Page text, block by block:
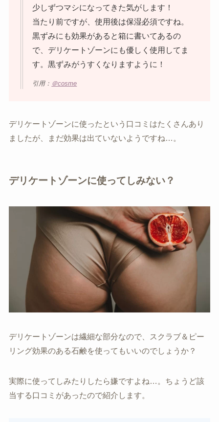
少しずつマシになってきた気がします！
当たり前ですが、使用後は保湿必須ですね。
黒ずみにも効果があると箱に書いてあるの
で、デリケートゾーンにも優しく使用してま
す。黒ずみがうすくなりますように！
引用： ＠cosme
デリケートゾーンに使ったという口コミはたくさんあり
ましたが、まだ効果は出ていないようですね…。
デリケートゾーンに使ってしみない？
デリケートゾーンは繊細な部分なので、スクラブ＆ピー
リング効果のある石鹸を使ってもいいのでしょうか？
実際に使ってしみたりしたら嫌ですよね…。ちょうど該
当する口コミがあったので紹介します。